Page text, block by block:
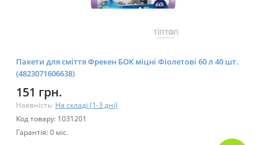
Пакети для сміття Фрекен БОК міцні Фіолетові 60 л 40 шт.
(4823071606638)
151 грн.
Наявність: На складі (1-3 дні)
Код товару: 1031201
Гарантія: 0 міс.